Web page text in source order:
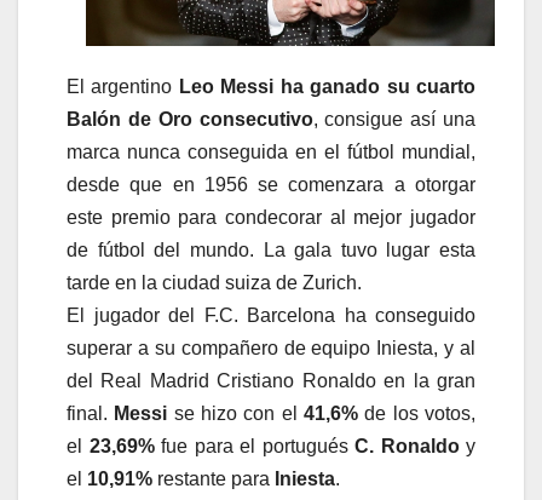
El argentino Leo Messi ha ganado su cuarto
Balón de Oro consecutivo, consigue así una
marca nunca conseguida en el fútbol mundial,
desde que en 1956 se comenzara a otorgar
este premio para condecorar al mejor jugador
de fútbol del mundo. La gala tuvo lugar esta
tarde en la ciudad suiza de Zurich.
El jugador del F.C. Barcelona ha conseguido
superar a su compañero de equipo Iniesta, y al
del Real Madrid Cristiano Ronaldo en la gran
final. Messi se hizo con el41,6% de los votos,
el 23,69%fue para el portugués C. Ronaldo y
el 10,91% restante para Iniesta.